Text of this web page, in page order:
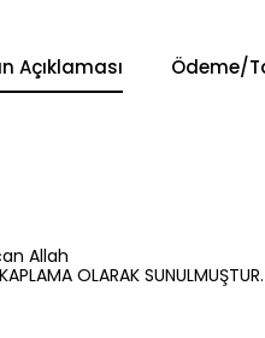
Açıklaması Ödeme/
Allah
OLARAK SUNULMUŞTUR.